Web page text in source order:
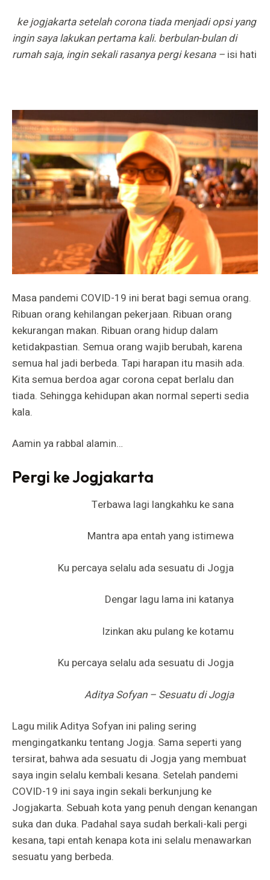
ke jogjakarta setelah corona tiada menjadi opsi yang
ingin saya lakukan pertama kali. berbulan-bulan di
rumah saja, ingin sekali rasanya pergi kesana – isi hati
Masa pandemi COVID-19 ini berat bagi semua orang.
Ribuan orang kehilangan pekerjaan. Ribuan orang
kekurangan makan. Ribuan orang hidup dalam
ketidakpastian. Semua orang wajib berubah, karena
semua hal jadi berbeda. Tapi harapan itu masih ada.
Kita semua berdoa agar corona cepat berlalu dan
tiada. Sehingga kehidupan akan normal seperti sedia
kala.
Aamin ya rabbal alamin…
Pergi ke Jogjakarta
Terbawa lagi langkahku ke sana
Mantra apa entah yang istimewa
Ku percaya selalu ada sesuatu di Jogja
Dengar lagu lama ini katanya
Izinkan aku pulang ke kotamu
Ku percaya selalu ada sesuatu di Jogja
Aditya Sofyan – Sesuatu di Jogja
Lagu milik Aditya Sofyan ini paling sering
mengingatkanku tentang Jogja. Sama seperti yang
tersirat, bahwa ada sesuatu di Jogja yang membuat
saya ingin selalu kembali kesana. Setelah pandemi
COVID-19 ini saya ingin sekali berkunjung ke
Jogjakarta. Sebuah kota yang penuh dengan kenangan
suka dan duka. Padahal saya sudah berkali-kali pergi
kesana, tapi entah kenapa kota ini selalu menawarkan
sesuatu yang berbeda.